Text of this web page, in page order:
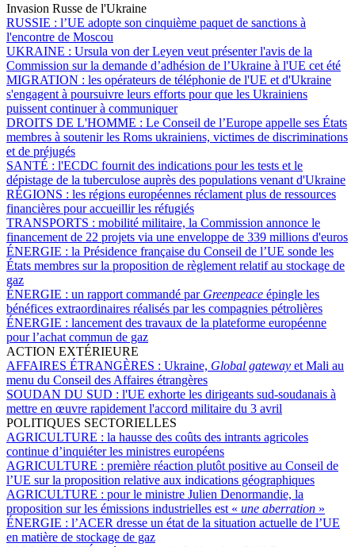
Invasion Russe de l'Ukraine
RUSSIE : l’UE adopte son cinquième paquet de sanctions à
l'encontre de Moscou
UKRAINE : Ursula von der Leyen veut présenter l'avis de la
Commission sur la demande d’adhésion de l’Ukraine à l'UE cet été
MIGRATION : les opérateurs de téléphonie de l'UE et d'Ukraine
s'engagent à poursuivre leurs efforts pour que les Ukrainiens
puissent continuer à communiquer
DROITS DE L'HOMME : Le Conseil de l’Europe appelle ses États
membres à soutenir les Roms ukrainiens, victimes de discriminations
et de préjugés
SANTÉ : l'ECDC fournit des indications pour les tests et le
dépistage de la tuberculose auprès des populations venant d'Ukraine
RÉGIONS : les régions européennes réclament plus de ressources
financières pour accueillir les réfugiés
TRANSPORTS : mobilité militaire, la Commission annonce le
financement de 22 projets via une enveloppe de 339 millions d'euros
ÉNERGIE : la Présidence française du Conseil de l’UE sonde les
États membres sur la proposition de règlement relatif au stockage de
gaz
ÉNERGIE : un rapport commandé par Greenpeace épingle les
bénéfices extraordinaires réalisés par les compagnies pétrolières
ÉNERGIE : lancement des travaux de la plateforme européenne
pour l’achat commun de gaz
ACTION EXTÉRIEURE
AFFAIRES ÉTRANGÈRES : Ukraine, Global gateway et Mali au
menu du Conseil des Affaires étrangères
SOUDAN DU SUD : l'UE exhorte les dirigeants sud-soudanais à
mettre en œuvre rapidement l'accord militaire du 3 avril
POLITIQUES SECTORIELLES
AGRICULTURE : la hausse des coûts des intrants agricoles
continue d’inquiéter les ministres européens
AGRICULTURE : première réaction plutôt positive au Conseil de
l’UE sur la proposition relative aux indications géographiques
AGRICULTURE : pour le ministre Julien Denormandie, la
proposition sur les émissions industrielles est « une aberration »
ÉNERGIE : l’ACER dresse un état de la situation actuelle de l’UE
en matière de stockage de gaz